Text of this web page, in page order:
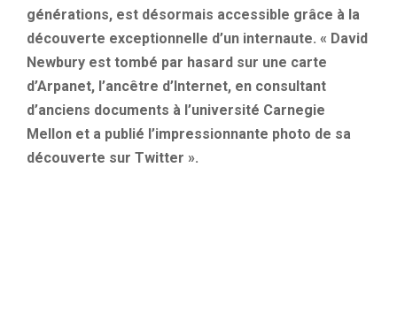
générations, est désormais accessible grâce à la
découverte exceptionnelle d’un internaute. « David
Newbury est tombé par hasard sur une carte
d’Arpanet, l’ancêtre d’Internet, en consultant
d’anciens documents à l’université Carnegie
Mellon et a publié l’impressionnante photo de sa
découverte sur Twitter ».